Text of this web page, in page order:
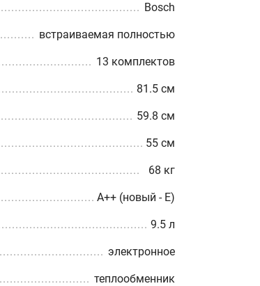
Bosch
встраиваемая полностью
13 комплектов
81.5 см
59.8 см
55 см
68 кг
A++ (новый - E)
9.5 л
электронное
теплообменник